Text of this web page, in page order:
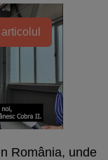
România, unde